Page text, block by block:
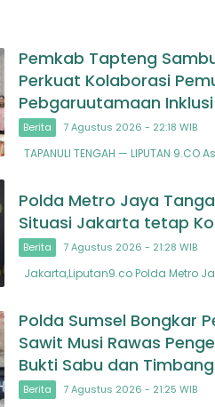
Pemkab Tapteng
Perkuat Kolaborasi
Pebgaruutamaan Inklusi
Berita 7 Agustus 2026 - 22:18 WIB
TAPANULI TENGAH — LIPUTAN
Polda Metro Jaya
Situasi Jakarta tetap
Berita 7 Agustus 2026 - 21:28 WIB
Jakarta,Liputan9.co Polda Metro
Polda Sumsel Bongkar
Sawit Musi Rawas
Bukti Sabu dan
Berita 7 Agustus 2026 - 21:25 WIB